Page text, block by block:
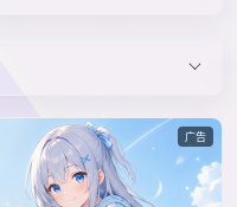
广告